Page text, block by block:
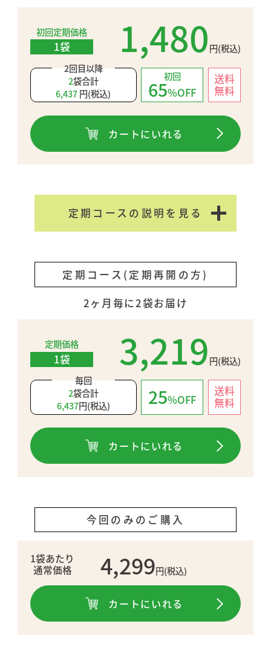
●原材料
還元麦芽糖水飴(タイ製造)、ドロマイ
ト、黒ショウガ末、生姜粉末、モロヘ
イヤ末、ブロッコリー末、豚肝臓分解
末、マルトデキストリン、アセロラ、
ヒハツエキス／ヘム鉄、ビタミンC、
粉末セルロース、ビタミンB1、微粒
タミンB12（一部に豚肉を含む）
１日５粒を目安に、水またはお湯でお
飲みください。
初回定期価格
1袋 1,480円(税込)
2回目以降
2袋合計
6,437円(税込)
初回
65%OFF
送料
無料
カートにいれる
定期コースの説明を見る
定期コースは、一時休止やご解約のご
契約期間（回数）についての条件、つ
ざいません。（※３回以上の受取が条
件となっている特典付きの特別コース
など、一部の定期コースを除く。）
【お届けに関して】
初回はご注文から１週間前後でお届け
定期コース(定期再開の方)
2ヶ月毎に2袋お届け
定期価格
1袋 3,219円(税込)
毎回
2袋合計
6,437円(税込) 25%OFF
送料
無料
カートにいれる
今回のみのご購入
1袋あたり
通常価格
4,299円(税込)
カートにいれる